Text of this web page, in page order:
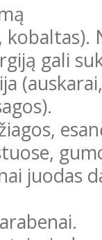
gali
juodas